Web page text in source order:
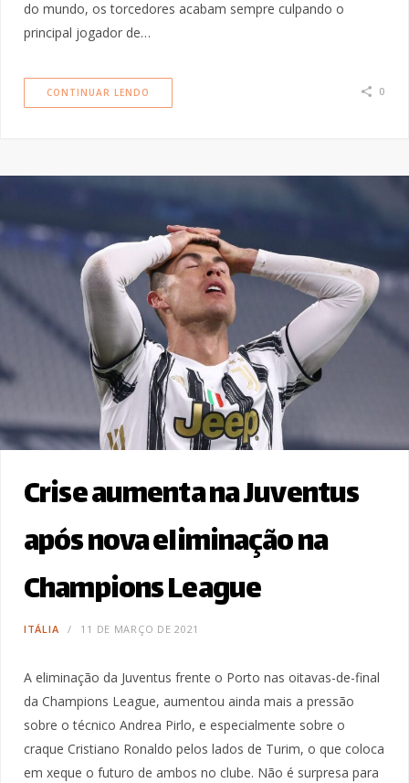
do mundo, os torcedores acabam sempre culpando o
principal jogador de…
CONTINUAR LENDO 0
Crise aumenta na Juventus
após nova eliminação na
Champions League
ITÁLIA 11 DE MARÇO DE 2021
A eliminação da Juventus frente o Porto nas oitavas-de-final
da Champions League, aumentou ainda mais a pressão
sobre o técnico Andrea Pirlo, e especialmente sobre o
craque Cristiano Ronaldo pelos lados de Turim, o que coloca
em xeque o futuro de ambos no clube. Não é surpresa para